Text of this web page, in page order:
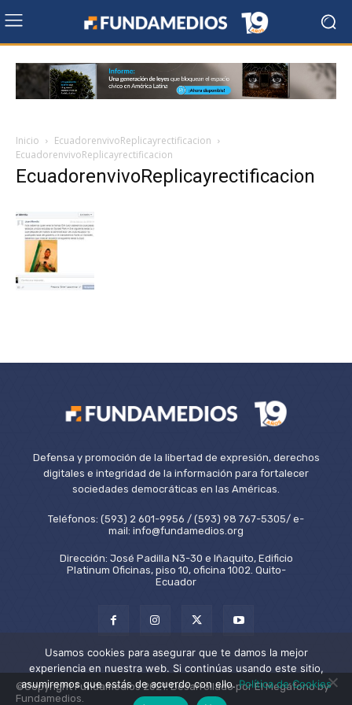
Inicio
EcuadorenvivoReplicayrectificacion
EcuadorenvivoReplicayrectificacion
EcuadorenvivoReplicayrectificacion
Defensa y promoción de la libertad de expresión, derechos
digitales e integridad de la información para fortalecer
sociedades democráticas en las Américas.
Teléfonos: (593) 2 601-9956 / (593) 98 767-5305/ e-
mail: info@fundamedios.org
Dirección: José Padilla N3-30 e Iñaquito, Edificio
Platinum Oficinas, piso 10, oficina 1002. Quito-
Ecuador
©Copyright Fundamedios 2021. Desarrollado por El Megáfono by
Fundamedios.
Usamos cookies para asegurar que te damos la mejor
experiencia en nuestra web. Si continúas usando este sitio,
asumiremos que estás de acuerdo con ello.Política de Cookies